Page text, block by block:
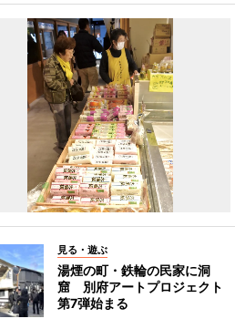
見る・遊ぶ
湯煙の町・鉄輪の民家に洞
窟 別府アートプロジェクト
第7弾始まる